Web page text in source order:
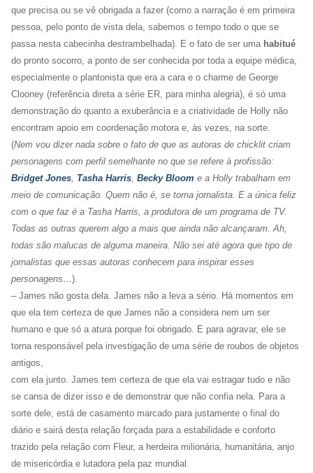
que precisa ou se vê obrigada a fazer (como a narração é em primeira
pessoa, pelo ponto de vista dela, sabemos o tempo todo o que se
passa nesta cabecinha destrambelhada). E o fato de ser uma habitué
do pronto socorro, a ponto de ser conhecida por toda a equipe médica,
especialmente o plantonista que era a cara e o charme de George
Clooney (referência direta a série ER, para minha alegria), é só uma
demonstração do quanto a exuberância e a criatividade de Holly não
encontram apoio em coordenação motora e, às vezes, na sorte.
(Nem vou dizer nada sobre o fato de que as autoras de chicklit criam
personagens com perfil semelhante no que se refere à profissão:
Bridget Jones, Tasha Harris, Becky Bloom e a Holly trabalham em
meio de comunicação. Quem não é, se torna jornalista. E a única feliz
com o que faz é a Tasha Harris, a produtora de um programa de TV.
Todas as outras querem algo a mais que ainda não alcançaram.Ah,
todas são malucas de alguma maneira. Não sei até agora que tipo de
jornalistas que essas autoras conhecem para inspirar esses
personagens…).
– James não gosta dela. James não a leva a sério. Há momentos em
que ela tem certeza de que James não a considera nem um ser
humano e que só a atura porque foi obrigado. E para agravar, ele se
torna responsável pela investigação de uma série de roubos de objetos
antigos,
com ela junto. James tem certeza de que ela vai estragar tudo e não
se cansa de dizer isso e de demonstrar que não confia nela. Para a
sorte dele, está de casamento marcado para justamente o final do
diário e sairá desta relação forçada para a estabilidade e conforto
trazido pela relação com Fleur, a herdeira milionária, humanitária, anjo
de misericórdia e lutadora pela paz mundial.